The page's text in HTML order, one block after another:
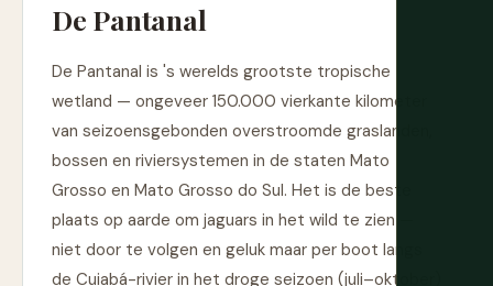
De Pantanal
De Pantanal is 's werelds grootste tropische
wetland — ongeveer 150.000 vierkante kilometer
van seizoensgebonden overstroomde graslanden,
bossen en riviersystemen in de staten Mato
Grosso en Mato Grosso do Sul. Het is de beste
plaats op aarde om jaguars in het wild te zien —
niet door te volgen en geluk maar per boot langs
de Cuiabá-rivier in het droge seizoen (juli–oktober)